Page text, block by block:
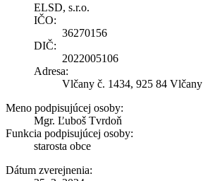
ELSD, s.r.o.
IČO:
36270156
DIČ:
2022005106
Adresa:
Vlčany č. 1434, 925 84 Vlčany
Meno podpisujúcej osoby:
Mgr. Ľuboš Tvrdoň
Funkcia podpisujúcej osoby:
starosta obce
Dátum zverejnenia: